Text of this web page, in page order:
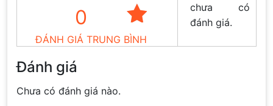
0
ĐÁNH GIÁ TRUNG BÌNH
chưa có
đánh giá.
Đánh giá
Chưa có đánh giá nào.